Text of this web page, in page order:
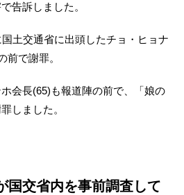
告訴しました。
土交通省に出頭したチョ・ヒョナ
前で謝罪。
会長(65)も報道陣の前で、「娘の
しました。
国交省内を事前調査して